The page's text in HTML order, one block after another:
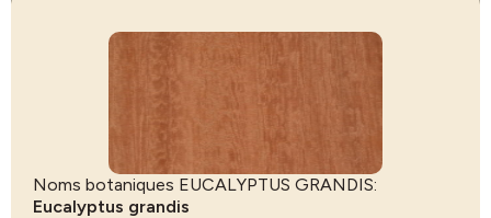
Noms botaniques EUCALYPTUS GRANDIS:
Eucalyptus grandis